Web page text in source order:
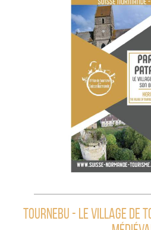
Tournebu - Le village de